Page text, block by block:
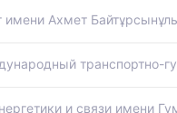
имени Ахмет
транспортно-
и связи имени